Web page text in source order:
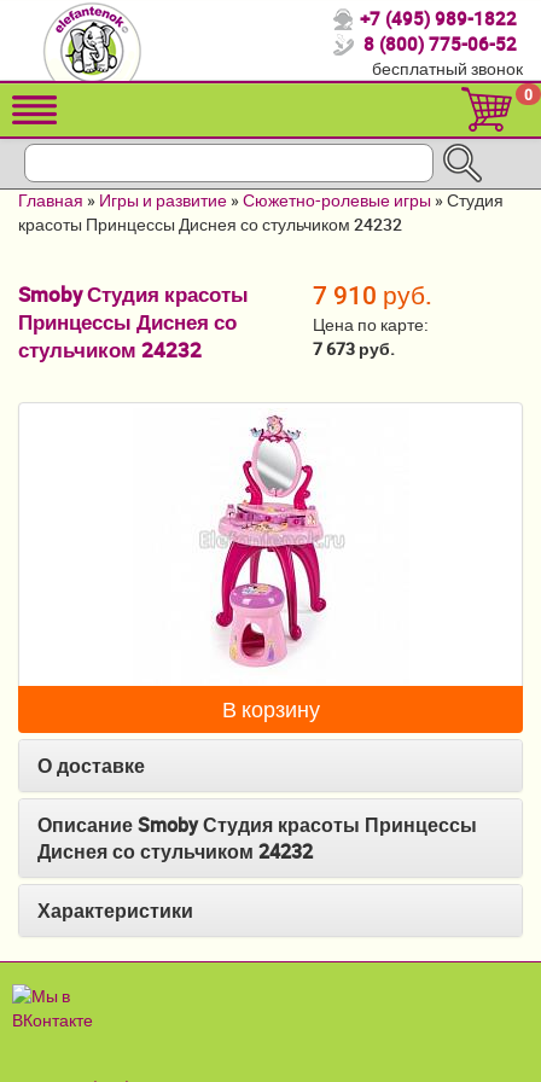
Спасибо, что выбрали нас!
Распродажа!
Детские коляски
Кроватки для новорожденных
Конверты, муфты
Постельные принадлежности
Манежи
Безопасность ребенка
Ходунки и прыгунки
Игры и развитие
Принадлежности для выписки
Сумки для мам и детей
+7 (495) 989-1822
8 (800) 775-06-52
бесплатный звонок
0
Главная » Игры и развитие »Сюжетно-ролевые игры »Студия
красоты Принцессы Диснея со стульчиком 24232
Smoby Студия красоты
Принцессы Диснея со
стульчиком 24232
7 910 руб.
Цена по карте:
7 673 руб.
В корзину
О доставке
Описание Smoby Студия красоты Принцессы
Диснея со стульчиком 24232
Характеристики